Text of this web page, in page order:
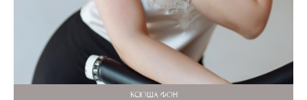
КСЮША ФОН